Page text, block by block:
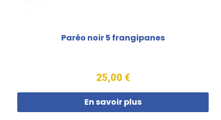
Paréo noir 5 frangipanes
25,00 €
En savoir plus